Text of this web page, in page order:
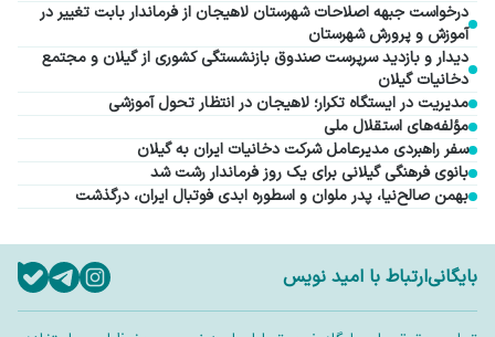
درخواست جبهه اصلاحات شهرستان لاهیجان از فرماندار بابت تغییر در
آموزش و پرورش شهرستان
دیدار و بازدید سرپرست صندوق بازنشستگی کشوری از گیلان و مجتمع
دخانیات گیلان
مدیریت در ایستگاه تکرار؛ لاهیجان در انتظار تحول آموزشی
مؤلفه‌های استقلال ملی
سفر راهبردی مدیرعامل شرکت دخانیات ایران به گیلان
بانوی فرهنگی گیلانی برای یک روز فرماندار رشت شد
بهمن صالح‌نیا، پدر ملوان و اسطوره ابدی فوتبال ایران، درگذشت
بایگانیارتباط با امید نویس